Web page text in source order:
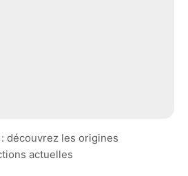
découvrez les origines
actuelles